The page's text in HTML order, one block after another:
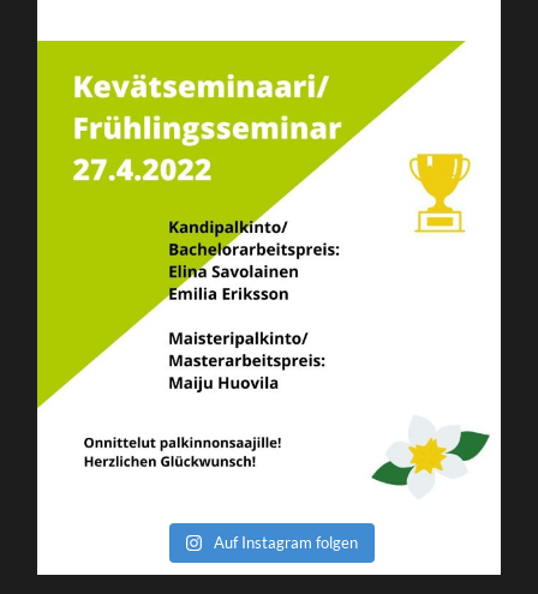
Auf Instagram folgen